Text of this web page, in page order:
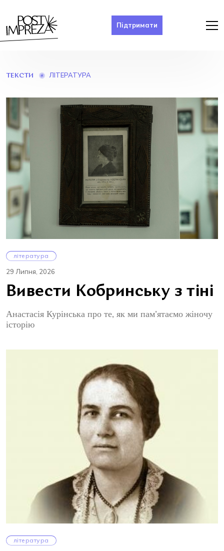
Підтримати
ТЕКСТИ ЛІТЕРАТУРА
література
29 Липня, 2026
Вивести Кобринську з тіні
Анастасія Курінська про те, як ми пам’ятаємо жіночу
історію
література